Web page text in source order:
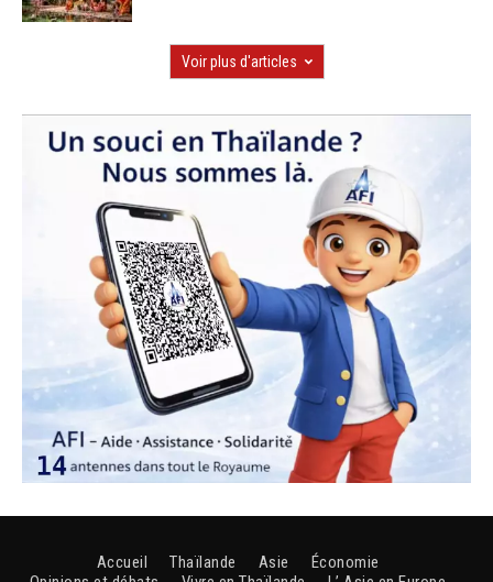
Voir plus d'articles
Accueil Thaïlande Asie
Économie